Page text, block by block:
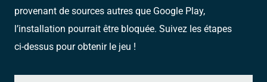
provenant de sources autres que Google Play,
l’installation pourrait être bloquée. Suivez les étapes
ci-dessus pour obtenir le jeu !